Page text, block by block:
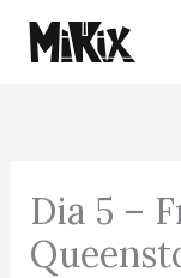
para
Dia 5 –